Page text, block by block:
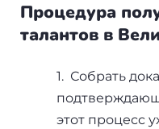
Процедура
талантов в
1. Собрать
этот процесс